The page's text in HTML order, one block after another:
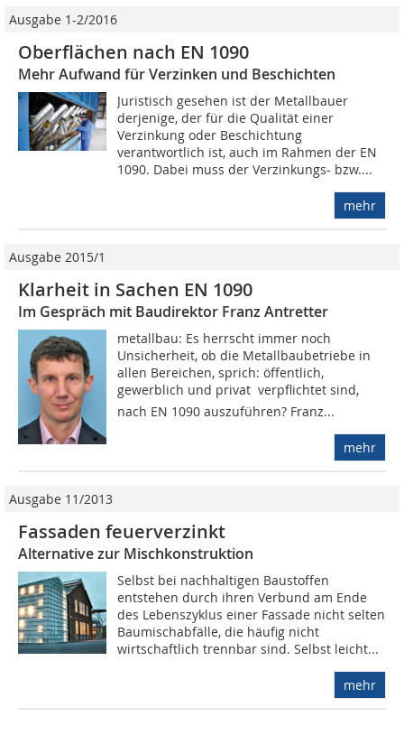
Ausgabe 1-2/2016
Oberflächen nach EN 1090
Mehr Aufwand für Verzinken und Beschichten
Juristisch gesehen ist der Metallbauer
derjenige, der für die Qualität einer
Verzinkung oder Beschichtung
verantwortlich ist, auch im Rahmen der EN
1090. Dabei muss der Verzinkungs- bzw....
mehr
Ausgabe 2015/1
Klarheit in Sachen EN 1090
Im Gespräch mit Baudirektor Franz Antretter
metallbau: Es herrscht immer noch
Unsicherheit, ob die Metallbaubetriebe in
allen Bereichen, sprich: öffentlich,
gewerblich und privat  verpflichtet sind,
nach EN 1090 auszuführen? Franz...
mehr
Ausgabe 11/2013
Fassaden feuerverzinkt
Alternative zur Mischkonstruktion
Selbst bei nachhaltigen Baustoffen
entstehen durch ihren Verbund am Ende
des Lebenszyklus einer Fassade nicht selten
Baumischabfälle, die häufig nicht
wirtschaftlich trennbar sind. Selbst leicht...
mehr